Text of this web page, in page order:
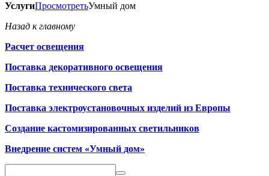
УслугиПросмотретьУмный дом
Назад к главному
Расчет освещения
Поставка декоративного освещения
Поставка технического света
Поставка электроустановочных изделий из Европы
Создание кастомизированных светильников
Внедрение систем «Умный дом»